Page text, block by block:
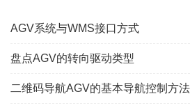
AGV系统与WMS接口方式
盘点AGV的转向驱动类型
二维码导航AGV的基本导航控制方法